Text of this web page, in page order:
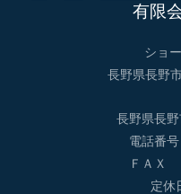
有限
ショ
長野県長野
長野県長
電話番
ＦＡＸ
定